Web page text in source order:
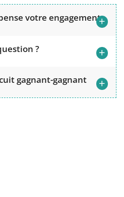
votre engagement+
? +
gagnant-gagnant +